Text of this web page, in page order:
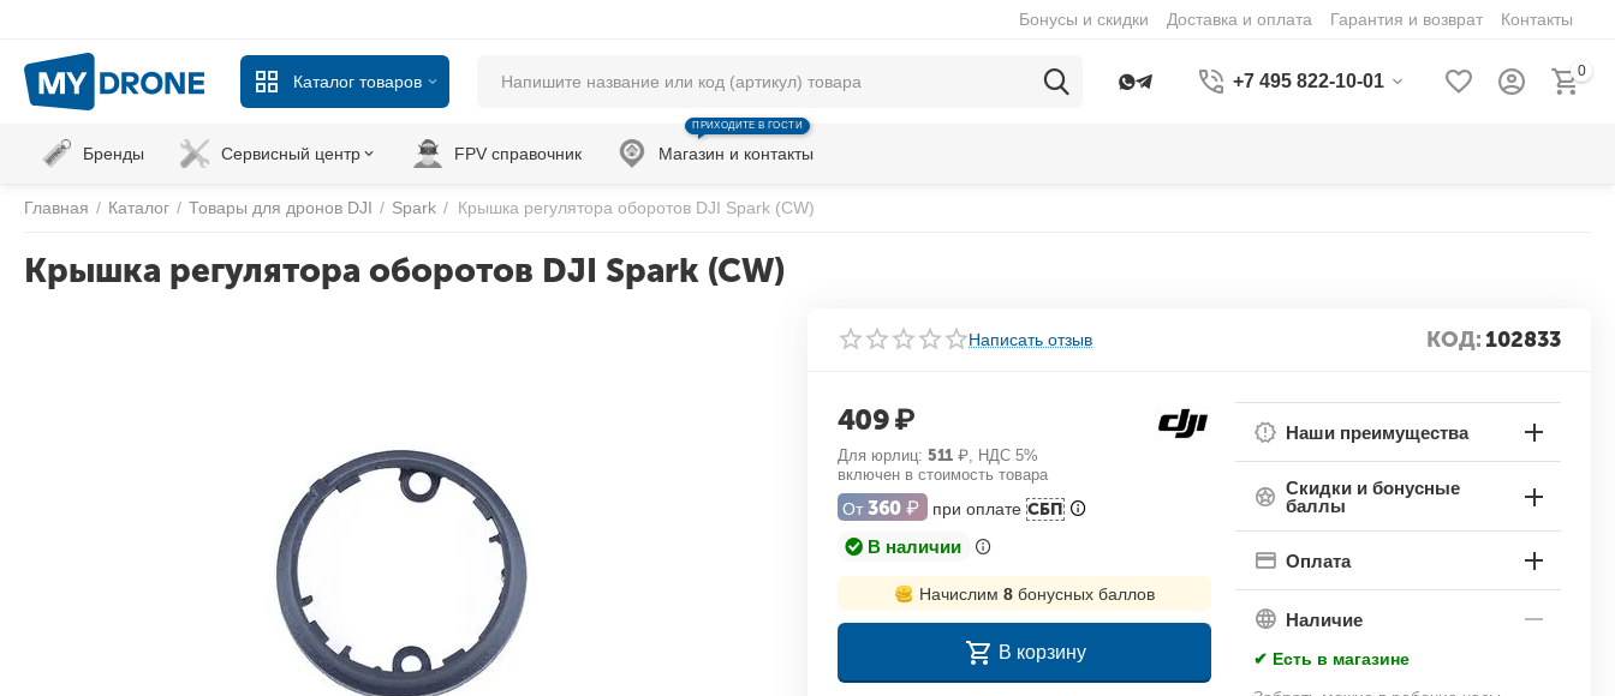
Бонусы и скидки Доставка и оплата Гарантия и возврат Контакты
Каталог товаров +7 495 822-10-01 0
Бренды Сервисный центр FPV справочник Магазин и контакты
ПРИХОДИТЕ В ГОСТИ
Главная / Каталог / Товары для дронов DJI / Spark / Крышка регулятора оборотов DJI Spark (CW)
Крышка регулятора оборотов DJI Spark (CW)
Написать отзыв КОД:102833
409₽
Для юрлиц: 511 ₽, НДС 5%
включен в стоимость товара
От 360 ₽ при оплатеСБП
В наличии
Начислим 8бонусных баллов
В корзину
Наши преимущества
Скидки и бонусные
баллы
Оплата
Наличие
✔ Есть в магазине